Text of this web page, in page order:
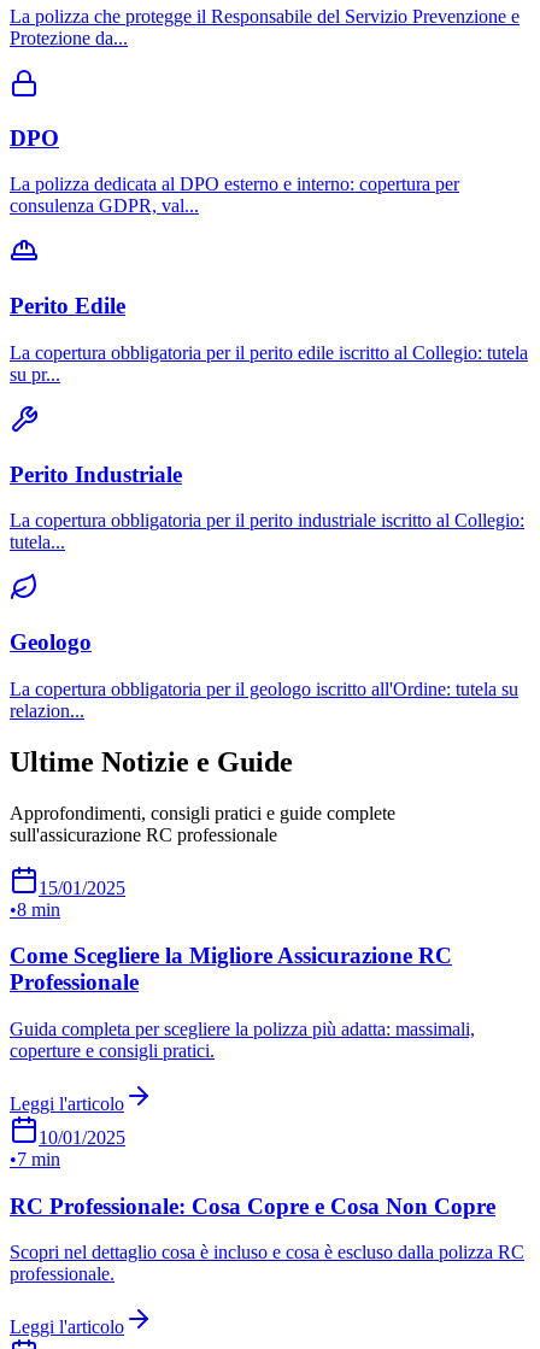
La polizza che protegge il Responsabile del Servizio Prevenzione e
Protezione da...
DPO
La polizza dedicata al DPO esterno e interno: copertura per
consulenza GDPR, val...
Perito Edile
La copertura obbligatoria per il perito edile iscritto al Collegio: tutela
su pr...
Perito Industriale
La copertura obbligatoria per il perito industriale iscritto al Collegio:
tutela...
Geologo
La copertura obbligatoria per il geologo iscritto all'Ordine: tutela su
relazion...
Ultime Notizie e Guide
Approfondimenti, consigli pratici e guide complete
sull'assicurazione RC professionale
15/01/2025
•8 min
Come Scegliere la Migliore Assicurazione RC
Professionale
Guida completa per scegliere la polizza più adatta: massimali,
coperture e consigli pratici.
Leggi l'articolo
10/01/2025
•7 min
RC Professionale: Cosa Copre e Cosa Non Copre
Scopri nel dettaglio cosa è incluso e cosa è escluso dalla polizza RC
professionale.
Leggi l'articolo